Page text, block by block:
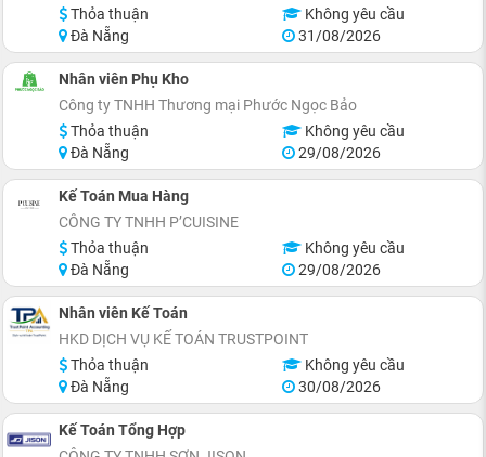
Thỏa thuận
Không yêu cầu
Đà Nẵng
31/08/2026
Nhân viên Phụ Kho
Công ty TNHH Thương mại Phước Ngọc Bảo
Thỏa thuận
Không yêu cầu
Đà Nẵng
29/08/2026
Kế Toán Mua Hàng
CÔNG TY TNHH P’CUISINE
Thỏa thuận
Không yêu cầu
Đà Nẵng
29/08/2026
Nhân viên Kế Toán
HKD DỊCH VỤ KẾ TOÁN TRUSTPOINT
Thỏa thuận
Không yêu cầu
Đà Nẵng
30/08/2026
Kế Toán Tổng Hợp